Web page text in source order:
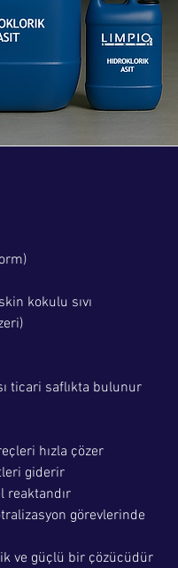
kokulu sıvı
ticari saflıkta bulunur
hızla çözer
giderir
reaktandır
görevlerinde
ve güçlü bir çözücüdür